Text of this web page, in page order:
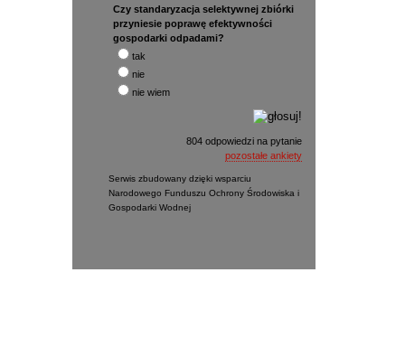
Czy standaryzacja selektywnej zbiórki
przyniesie poprawę efektywności
gospodarki odpadami?
tak
nie
nie wiem
804 odpowiedzi na pytanie
pozostałe ankiety
Serwis zbudowany dzięki wsparciu
Narodowego Funduszu Ochrony Środowiska i
Gospodarki Wodnej